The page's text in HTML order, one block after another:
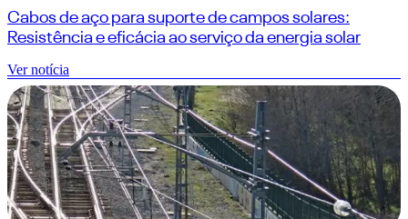
Cabos de aço para suporte de campos solares:
Resistência e eficácia ao serviço da energia solar
Ver notícia